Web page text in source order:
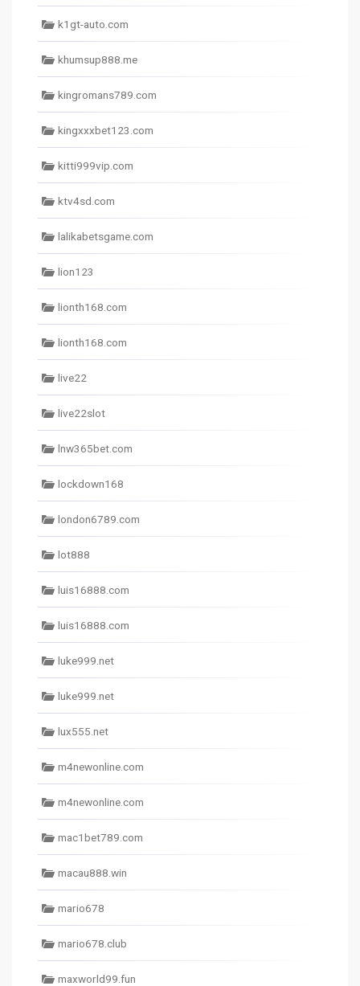
k1gt-auto.com
khumsup888.me
kingromans789.com
kingxxxbet123.com
kitti999vip.com
ktv4sd.com
lalikabetsgame.com
lion123
lionth168.com
lionth168.com
live22
live22slot
lnw365bet.com
lockdown168
london6789.com
lot888
luis16888.com
luis16888.com
luke999.net
luke999.net
lux555.net
m4newonline.com
m4newonline.com
mac1bet789.com
macau888.win
mario678
mario678.club
maxworld99.fun